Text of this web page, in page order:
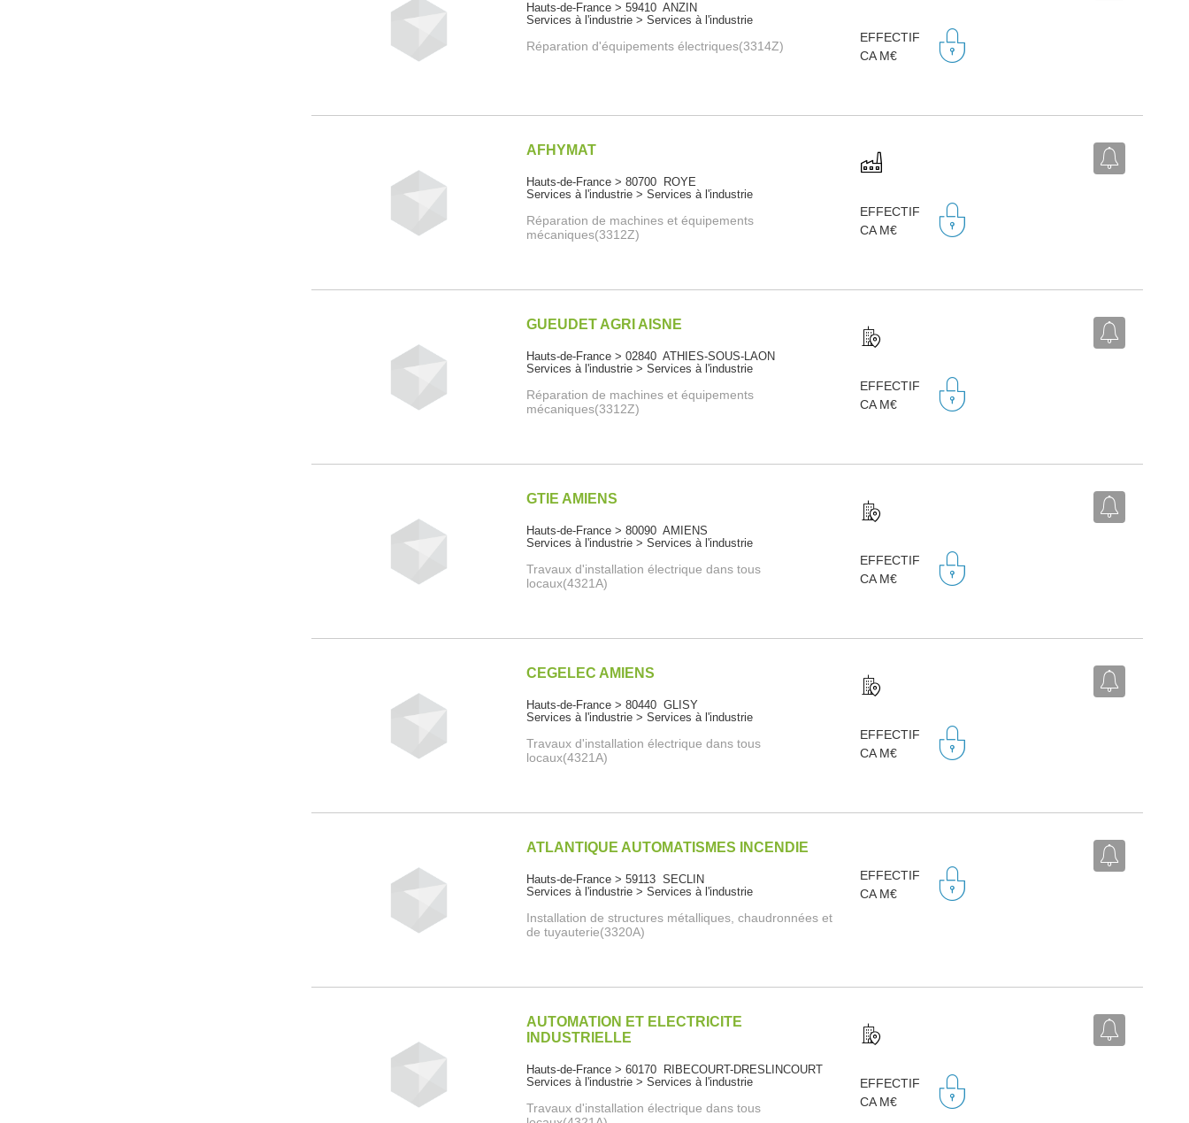
Hauts-de-France > 59410 ANZIN
Services à l'industrie > Services à l'industrie
Réparation d'équipements électriques(3314Z)
EFFECTIF
CA M€
AFHYMAT
Hauts-de-France > 80700 ROYE
Services à l'industrie > Services à l'industrie
Réparation de machines et équipements
mécaniques(3312Z)
EFFECTIF
CA M€
GUEUDET AGRI AISNE
Hauts-de-France > 02840 ATHIES-SOUS-LAON
Services à l'industrie > Services à l'industrie
Réparation de machines et équipements
mécaniques(3312Z)
EFFECTIF
CA M€
GTIE AMIENS
Hauts-de-France > 80090 AMIENS
Services à l'industrie > Services à l'industrie
Travaux d'installation électrique dans tous
locaux(4321A)
EFFECTIF
CA M€
CEGELEC AMIENS
Hauts-de-France > 80440 GLISY
Services à l'industrie > Services à l'industrie
Travaux d'installation électrique dans tous
locaux(4321A)
EFFECTIF
CA M€
ATLANTIQUE AUTOMATISMES INCENDIE
Hauts-de-France > 59113 SECLIN
Services à l'industrie > Services à l'industrie
Installation de structures métalliques, chaudronnées et
de tuyauterie(3320A)
EFFECTIF
CA M€
AUTOMATION ET ELECTRICITE
INDUSTRIELLE
Hauts-de-France > 60170 RIBECOURT-DRESLINCOURT
Services à l'industrie > Services à l'industrie
Travaux d'installation électrique dans tous
EFFECTIF
CA M€